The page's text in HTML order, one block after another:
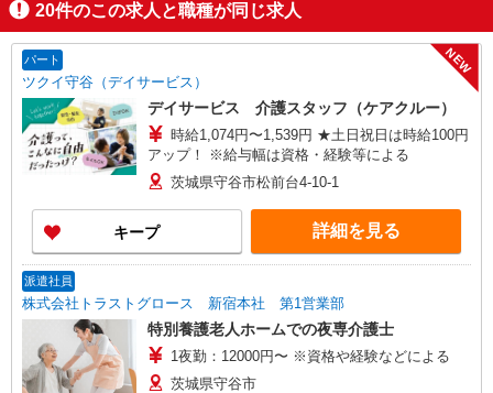
掲載期間終了
20件のこの求人と職種が同じ求人
パート
ツクイ守谷（デイサービス）
NEW
デイサービス 介護スタッフ（ケアクルー）
時給1,074円〜1,539円 ★土日祝日は時給100円
アップ！ ※給与幅は資格・経験等による
茨城県守谷市松前台4-10-1
キープ 詳細を見る
派遣社員
株式会社トラストグロース 新宿本社 第1営業部
特別養護老人ホームでの夜専介護士
1夜勤：12000円〜 ※資格や経験などによる
茨城県守谷市